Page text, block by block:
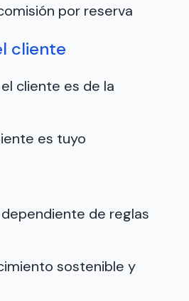
por reserva
cliente
el cliente es de la
es tuyo
dependiente de reglas
sostenible y